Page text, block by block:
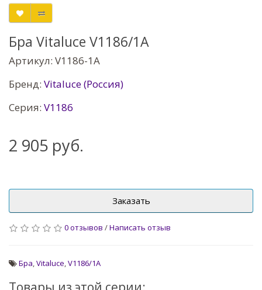
Бра Vitaluce V1186/1A
Артикул: V1186-1A
Бренд: Vitaluce (Россия)
Серия: V1186
2 905 руб.
Заказать
0 отзывов /Написать отзыв
Бра,Vitaluce,V1186/1A